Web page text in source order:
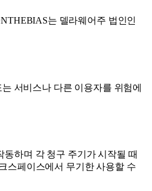
는 델라웨어주 법인인
서비스나 다른 이용자를 위험에
동하며 각 청구 주기가 시작될 때
스페이스에서 무기한 사용할 수